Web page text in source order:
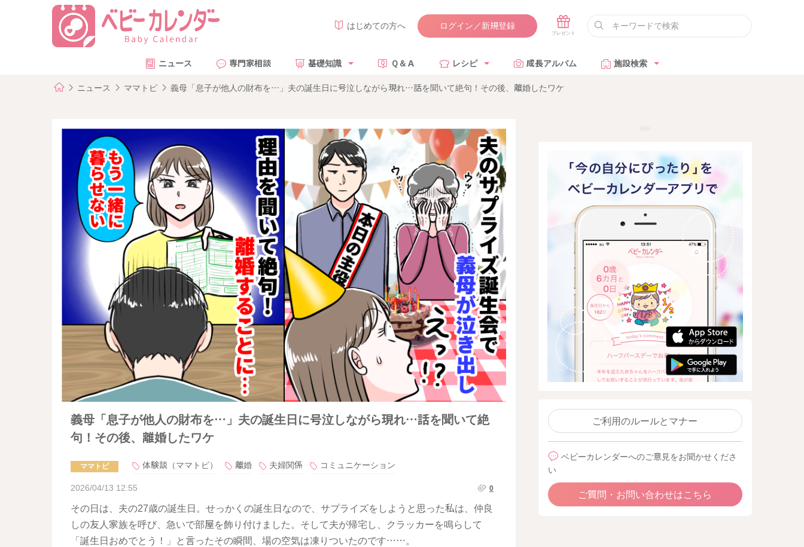
はじめての方へ ログイン／新規登録
ニュース 専門家相談 基礎知識 Ｑ＆Ａ レシピ 成長アルバム 施設検索
ニュース ママトピ 義母「息子が他人の財布を…」夫の誕生日に号泣しながら現れ…話を聞いて絶句！その後、離婚したワケ
義母「息子が他人の財布を…」夫の誕生日に号泣しながら現れ…話を聞いて絶
句！その後、離婚したワケ
ママトピ 体験談（ママトピ） 離婚 夫婦関係 コミュニケーション
2026/04/13 12:55 0
その日は、夫の27歳の誕生日。せっかくの誕生日なので、サプライズをしようと思った私は、仲良
しの友人家族を呼び、急いで部屋を飾り付けました。そして夫が帰宅し、クラッカーを鳴らして
「誕生日おめでとう！」と言ったその瞬間、場の空気は凍りついたのです……。
ご利用のルールとマナー
ベビーカレンダーへのご意見をお聞かせくださ
い
ご質問・お問い合わせはこちら